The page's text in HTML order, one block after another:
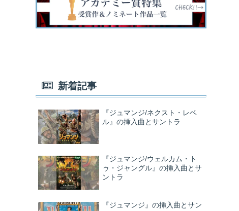
新着記事
『ジュマンジ/ネクスト・レベ
ル』の挿入曲とサントラ
『ジュマンジ/ウェルカム・ト
ゥ・ジャングル』の挿入曲とサ
ントラ
『ジュマンジ』の挿入曲とサン